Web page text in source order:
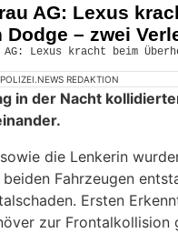
AG: Lexus
– zwei
POLIZEI.NEWS REDAKTION
in der Nacht
die Lenkerin
Fahrzeugen
Ersten
zur Frontalkollision